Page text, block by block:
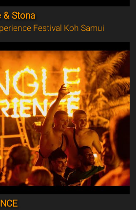
& Stona
Festival Koh Samui